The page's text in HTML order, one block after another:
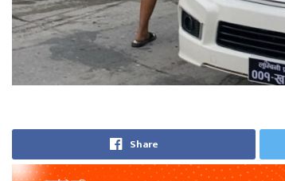
Share